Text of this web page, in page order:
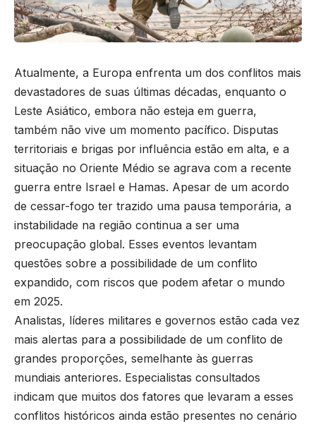
Atualmente, a Europa enfrenta um dos conflitos mais
devastadores de suas últimas décadas, enquanto o
Leste Asiático, embora não esteja em guerra,
também não vive um momento pacífico. Disputas
territoriais e brigas por influência estão em alta, e a
situação no Oriente Médio se agrava com a recente
guerra entre Israel e Hamas. Apesar de um acordo
de cessar-fogo ter trazido uma pausa temporária, a
instabilidade na região continua a ser uma
preocupação global. Esses eventos levantam
questões sobre a possibilidade de um conflito
expandido, com riscos que podem afetar o mundo
em 2025.
Analistas, líderes militares e governos estão cada vez
mais alertas para a possibilidade de um conflito de
grandes proporções, semelhante às guerras
mundiais anteriores. Especialistas consultados
indicam que muitos dos fatores que levaram a esses
conflitos históricos ainda estão presentes no cenário